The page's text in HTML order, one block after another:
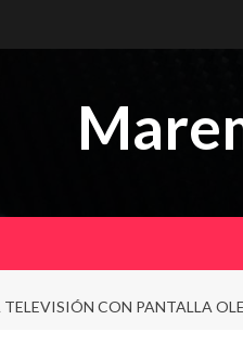
CON PANTALLA